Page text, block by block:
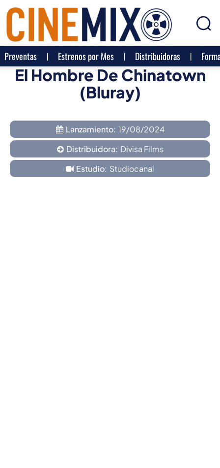
Preventas Estrenos por Mes Distribuidoras
El Hombre De Chinatown
(Bluray)
Lanzamiento: 19/08/2024
Distribuidora: Divisa Films
Estudio: Studiocanal